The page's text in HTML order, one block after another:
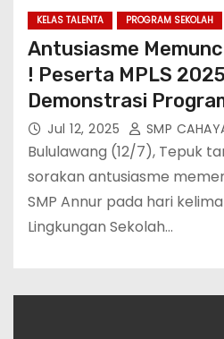
KELAS TALENTA PROGRAM SEKOLAH
Antusiasme
! Peserta MPLS
Demonstrasi
Jul 12, 2025 SMP
Bululawang (12/7), Tepuk
sorakan antusiasme
SMP Annur pada hari
Lingkungan Sekolah…